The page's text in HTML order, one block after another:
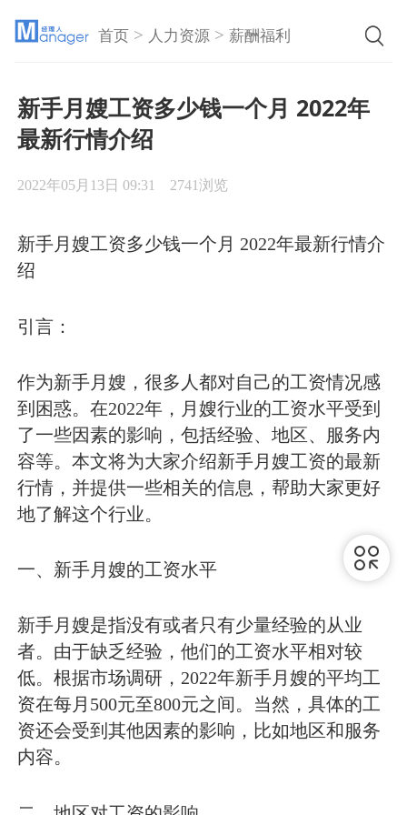
首页 > 人力资源 >薪酬福利
新手月嫂工资多少钱一个月 2022年
最新行情介绍
2022年05月13日 09:31 2741浏览
新手月嫂工资多少钱一个月 2022年最新行情介
绍
引言：
作为新手月嫂，很多人都对自己的工资情况感
到困惑。在2022年，月嫂行业的工资水平受到
了一些因素的影响，包括经验、地区、服务内
容等。本文将为大家介绍新手月嫂工资的最新
行情，并提供一些相关的信息，帮助大家更好
地了解这个行业。
一、新手月嫂的工资水平
新手月嫂是指没有或者只有少量经验的从业
者。由于缺乏经验，他们的工资水平相对较
低。根据市场调研，2022年新手月嫂的平均工
资在每月500元至800元之间。当然，具体的工
资还会受到其他因素的影响，比如地区和服务
内容。